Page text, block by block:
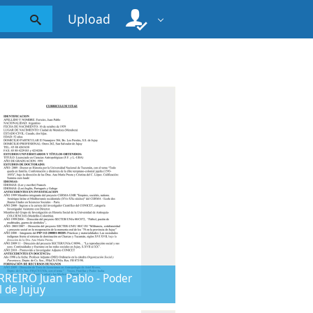
Upload
Juan Pablo - Poder
de Jujuy